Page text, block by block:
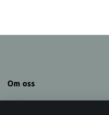
Om oss